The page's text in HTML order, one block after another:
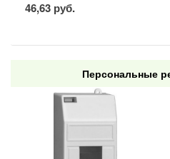
46,63 руб.
Персональные